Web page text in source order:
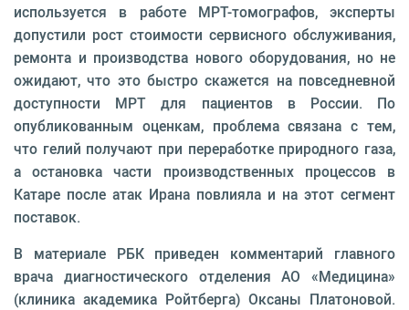
используется в работе МРТ-томографов, эксперты
допустили рост стоимости сервисного обслуживания,
ремонта и производства нового оборудования, но не
ожидают, что это быстро скажется на повседневной
доступности МРТ для пациентов в России. По
опубликованным оценкам, проблема связана с тем,
что гелий получают при переработке природного газа,
а остановка части производственных процессов в
Катаре после атак Ирана повлияла и на этот сегмент
поставок.
В материале РБК приведен комментарий главного
врача диагностического отделения АО «Медицина»
(клиника академика Ройтберга) Оксаны Платоновой.